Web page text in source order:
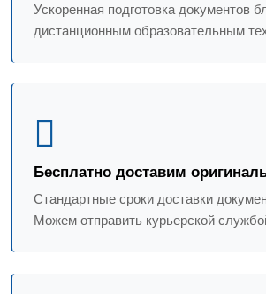
Ускоренная подготовка документов
дистанционным образовательным
Бесплатно доставим
Стандартные сроки доставки
Можем отправить курьерской